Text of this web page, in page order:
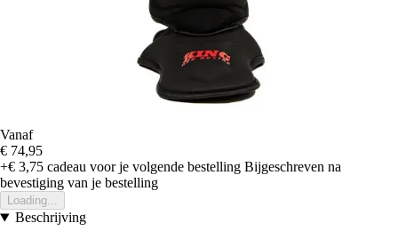
Vanaf
€ 74,95
+€ 3,75 cadeau voor je volgende bestelling Bijgeschreven na
bevestiging van je bestelling
Loading...
Beschrijving